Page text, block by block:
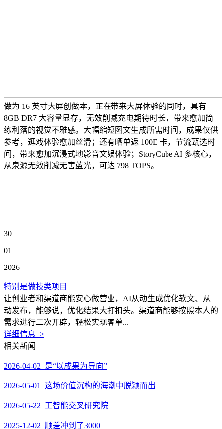
做为 16 英寸大屏创做本，正在带来大屏体验的同时，具有
8GB DR7 大容量显存，无效削减充电期待时长，带来愈加简
练利落的视觉不雅感。大幅缩短图文生成所需时间，成果仅供
参考，逛戏体验愈加丝滑；还有晒单返 100E 卡，节流甄选时
间，带来愈加沉浸式地影音文娱体验；StoryCube AI 多核心，
从泉源无效削减无害蓝光，可达 798 TOPS。
30
01
2026
特别是做技类项目
让创业者和渠道商能安心做营业，AI从动生成优化软文、从
动发布，能够说，优化结果大打扣头。渠道商能够按照本人的
需求进行二次开辟，轻松实现客单...
详细信息 >
相关新闻
2026-04-02 是“以成果为导向”
2026-05-01 这场价值沉构的海潮中脱颖而出
2026-05-22 工智能交叉研究院
2025-12-02 顺差冲到了3000